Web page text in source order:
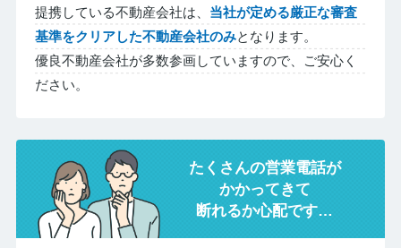
提携している不動産会社は、 当社が定める厳正な審査
基準をクリアした不動産会社のみとなります。
優良不動産会社が多数参画していますので、ご安心く
ださい。
たくさんの営業電話が
かかってきて
断れるか心配です…